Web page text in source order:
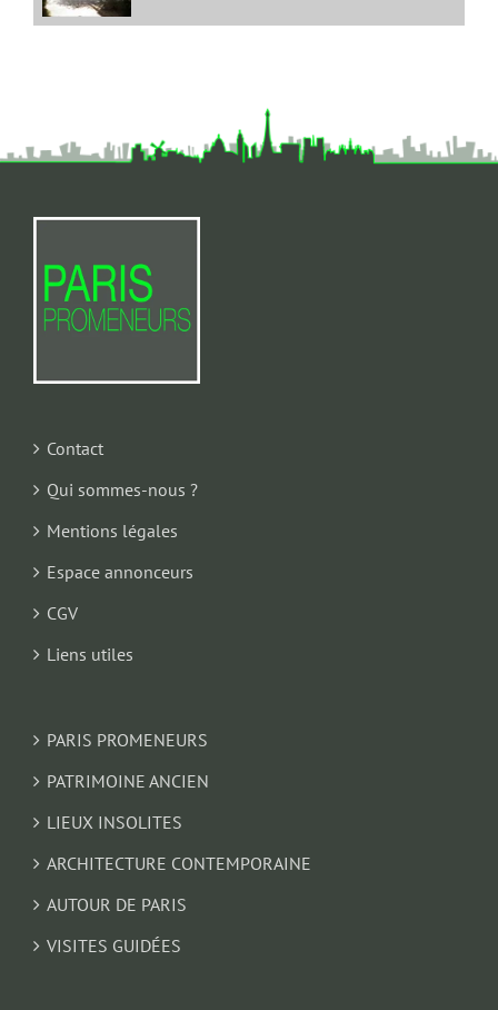
Contact
Qui sommes-nous ?
Mentions légales
Espace annonceurs
CGV
Liens utiles
PARIS PROMENEURS
PATRIMOINE ANCIEN
LIEUX INSOLITES
ARCHITECTURE CONTEMPORAINE
AUTOUR DE PARIS
VISITES GUIDÉES